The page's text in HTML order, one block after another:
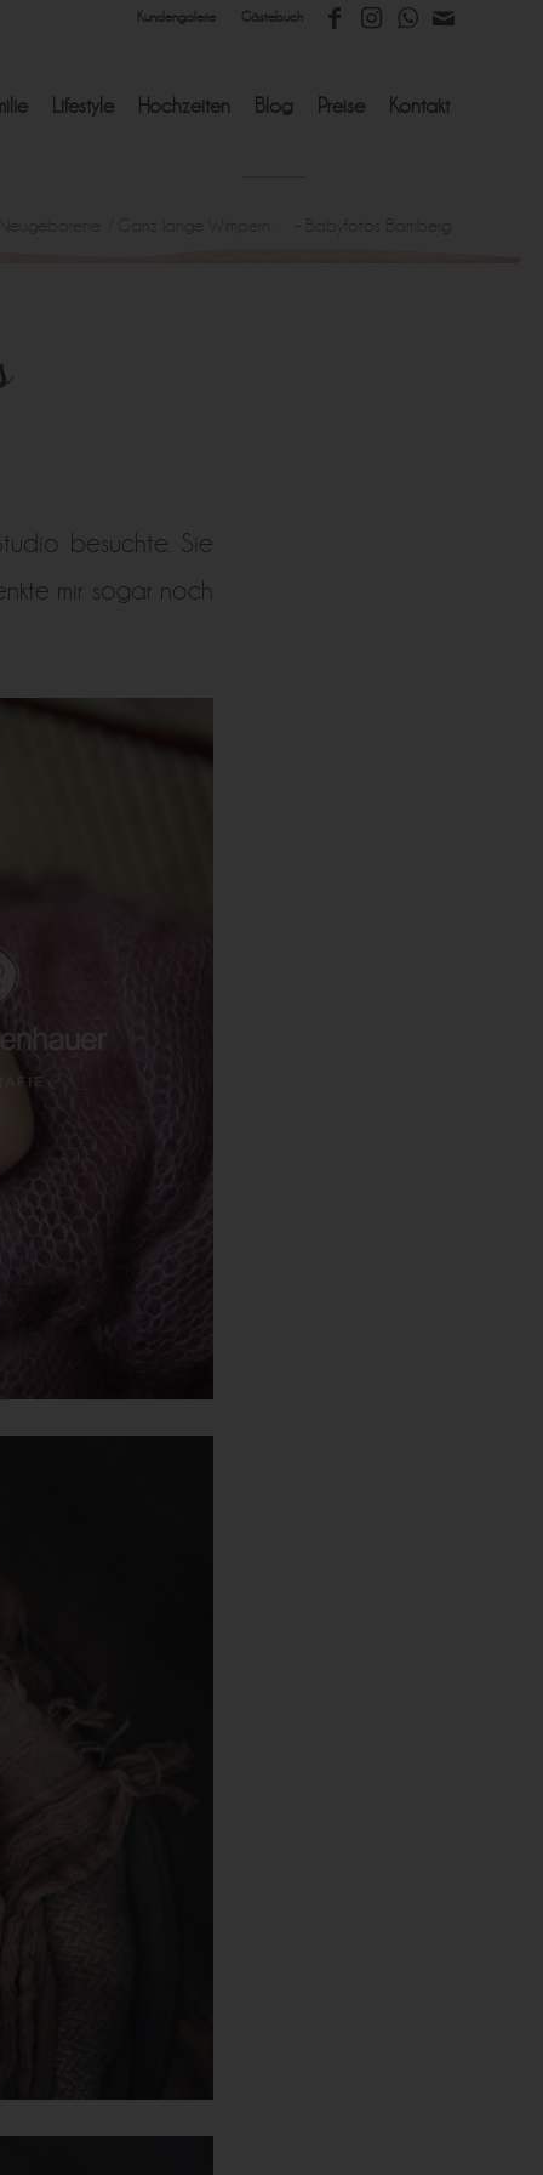
Kundengalerie Gästebuch
Lifestyle Hochzeiten Blog Preise Kontakt
besuchte. Sie
mir sogar noch